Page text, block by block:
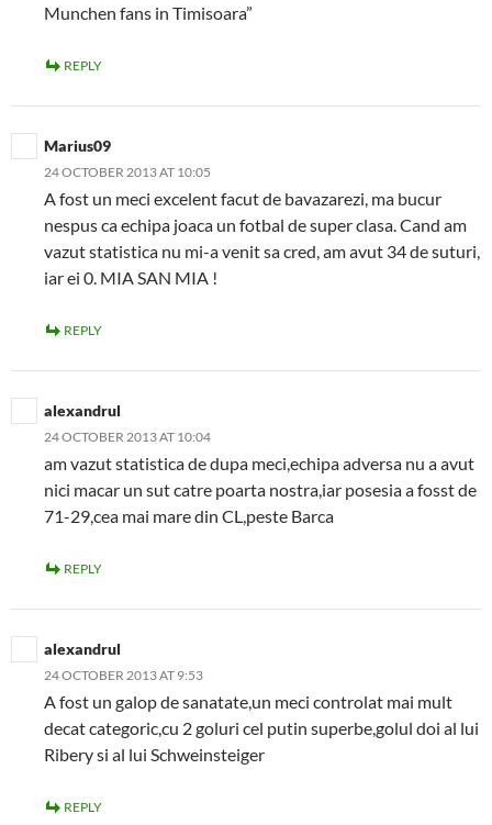
Munchen fans in Timisoara”
REPLY
Marius09
24 OCTOBER 2013 AT 10:05
A fost un meci excelent facut de bavazarezi, ma bucur
nespus ca echipa joaca un fotbal de super clasa. Cand am
vazut statistica nu mi-a venit sa cred, am avut 34 de suturi,
iar ei 0. MIA SAN MIA !
REPLY
alexandrul
24 OCTOBER 2013 AT 10:04
am vazut statistica de dupa meci,echipa adversa nu a avut
nici macar un sut catre poarta nostra,iar posesia a fosst de
71-29,cea mai mare din CL,peste Barca
REPLY
alexandrul
24 OCTOBER 2013 AT 9:53
A fost un galop de sanatate,un meci controlat mai mult
decat categoric,cu 2 goluri cel putin superbe,golul doi al lui
Ribery si al lui Schweinsteiger
REPLY